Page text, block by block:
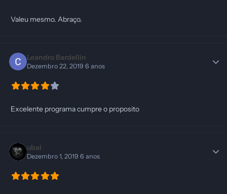
Valeu mesmo. Abraço.
Leandro Bardellin
Dezembro 22, 20196 anos
Excelente programa cumpre o proposito
ubal
Dezembro 1, 20196 anos